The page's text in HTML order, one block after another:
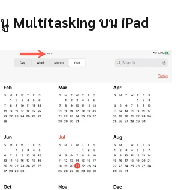
Multitasking บน iPad